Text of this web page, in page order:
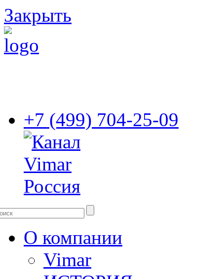
Закрыть
+7 (499) 704-25-09
О компании
Vimar